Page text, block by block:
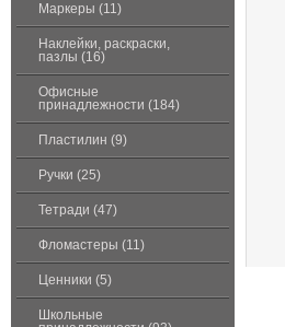
Маркеры (11)
Наклейки, раскраски,
пазлы (16)
Офисные
принадлежности (184)
Пластилин (9)
Ручки (25)
Тетради (47)
Фломастеры (11)
Ценники (5)
Школьные